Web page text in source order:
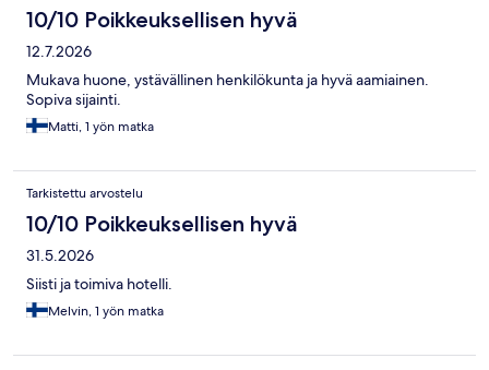
10/10 Poikkeuksellisen hyvä
12.7.2026
Mukava huone, ystävällinen henkilökunta ja hyvä aamiainen.
Sopiva sijainti.
Matti, 1 yön matka
Tarkistettu arvostelu
10/10 Poikkeuksellisen hyvä
31.5.2026
Siisti ja toimiva hotelli.
Melvin, 1 yön matka